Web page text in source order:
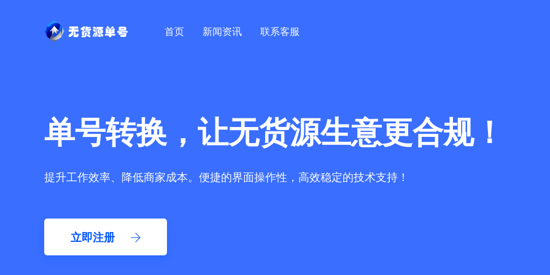
首页 新闻资讯 联系客服
单号转换，让无货源生意更合规！
提升工作效率、降低商家成本。便捷的界面操作性，高效稳定的技术支持！
立即注册